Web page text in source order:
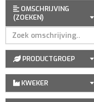
OMSCHRIJVING
(ZOEKEN)
PRODUCTGROEP
KWEKER